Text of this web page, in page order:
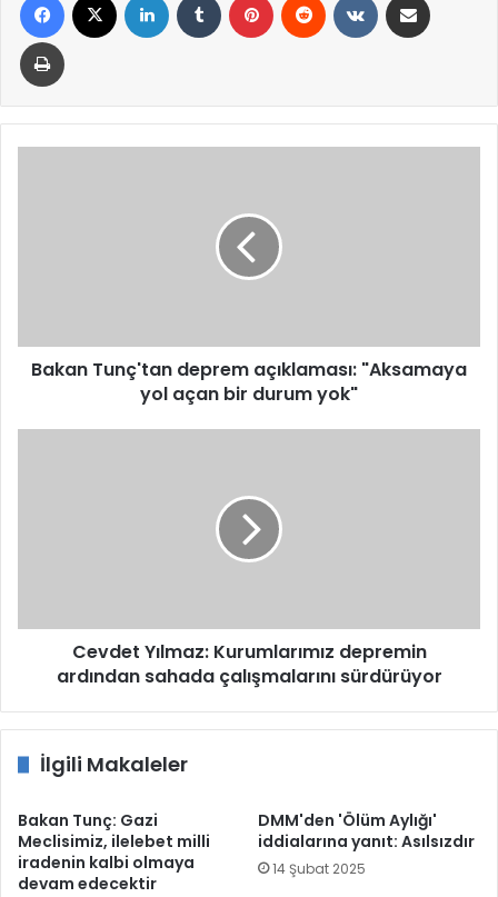
Yazdır
durum
yok"
Bakan Tunç'tan deprem açıklaması: "Aksamaya
yol açan bir durum yok"
Cevdet Yılmaz: Kurumlarımız depremin
ardından sahada çalışmalarını sürdürüyor
İlgili Makaleler
Bakan Tunç: Gazi
Meclisimiz, ilelebet milli
iradenin kalbi olmaya
devam edecektir
DMM'den 'Ölüm Aylığı'
iddialarına yanıt: Asılsızdır
14 Şubat 2025